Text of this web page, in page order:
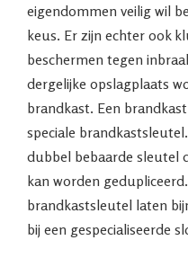
eigendommen veilig wil
keus. Er zijn echter ook
beschermen tegen
dergelijke opslagplaats
brandkast. Een
speciale
dubbel bebaarde sleutel
kan worden
brandkastsleutel laten
bij een gespecialiseerde